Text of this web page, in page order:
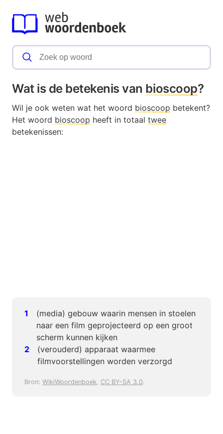
Wat is de betekenis van bioscoop?
Wil je ook weten wat het woord bioscoop betekent?
Het woord bioscoop heeft in totaal twee
betekenissen:
(media) gebouw waarin mensen in stoelen
naar een film geprojecteerd op een groot
scherm kunnen kijken
(verouderd) apparaat waarmee
filmvoorstellingen worden verzorgd
Bron: WikiWoordenboek, CC BY-SA 3.0.